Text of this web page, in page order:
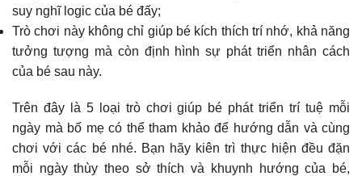
suy nghĩ logic của bé đấy;
Trò chơi này không chỉ giúp bé kích thích trí nhớ, khả năng
tưởng tượng mà còn định hình sự phát triển nhân cách
của bé sau này.
Trên đây là 5 loại trò chơi giúp bé phát triển trí tuệ mỗi
ngày mà bố mẹ có thể tham khảo để hướng dẫn và cùng
chơi với các bé nhé. Bạn hãy kiên trì thực hiện đều đặn
mỗi ngày thùy theo sở thích và khuynh hướng của bé,